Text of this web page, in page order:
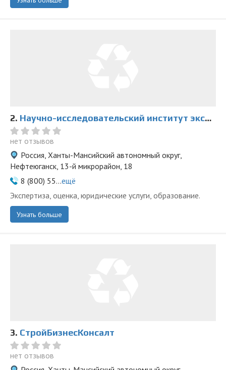
2. Научно-исследовательский институт экспертиз
нет отзывов
Россия, Ханты-Мансийский автономный округ,
Нефтеюганск, 13-й микрорайон, 18
8 (800) 55...ещё
Экспертиза, оценка, юридические услуги, образование.
Узнать больше
3. СтройБизнесКонсалт
нет отзывов